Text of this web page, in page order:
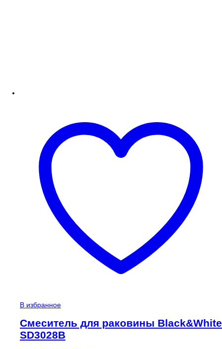
В избранное
Смеситель для раковины Black&White
SD3028B